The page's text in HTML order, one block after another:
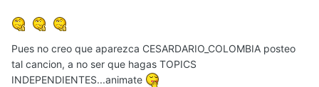
Pues no creo que aparezca CESARDARIO_COLOMBIA posteo
tal cancion, a no ser que hagas TOPICS
INDEPENDIENTES...animate